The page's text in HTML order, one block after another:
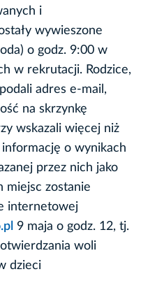
i
wywieszone
o godz. 9:00 w
w rekrutacji. Rodzice,
adres e-mail,
na skrzynkę
wskazali więcej niż
informację o wynikach
przez nich jako
miejsc zostanie
internetowej
9 maja o godz. 12, tj.
woli
dzieci